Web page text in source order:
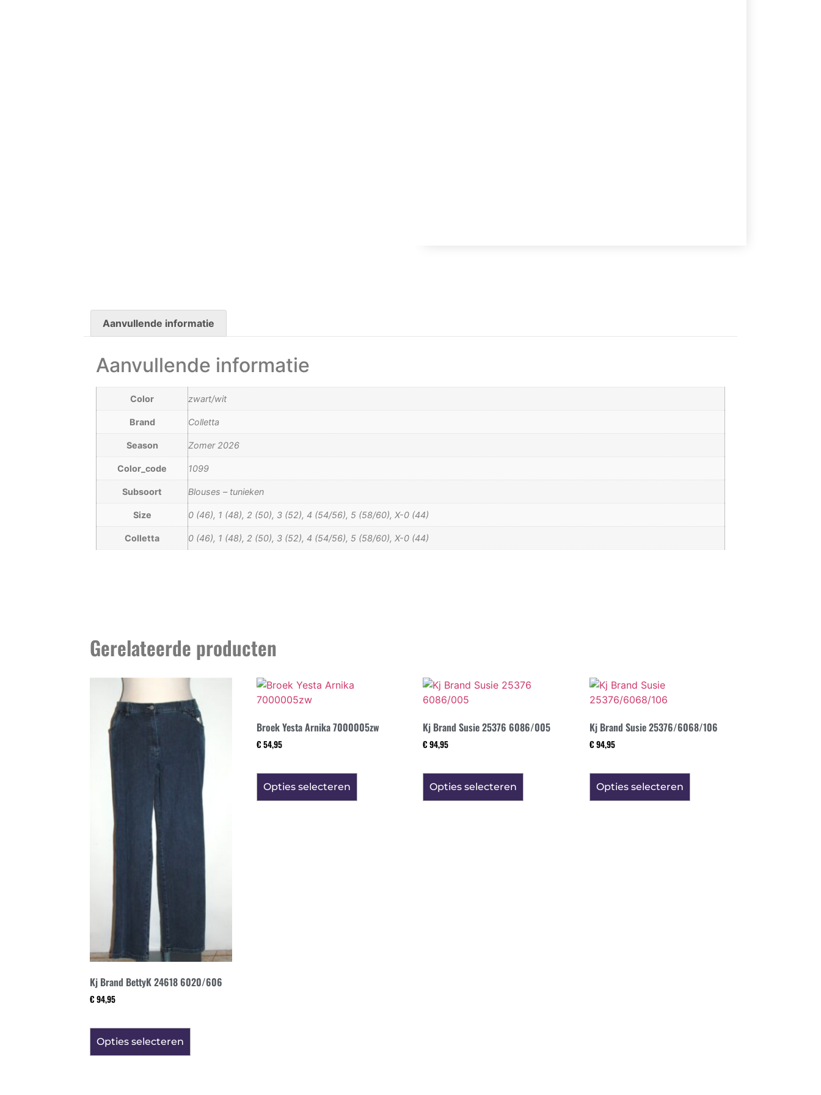
Aanvullende informatie
Aanvullende informatie
Color zwart/wit
Brand Colletta
Season Zomer 2026
Color_code 1099
Subsoort Blouses – tunieken
Size 0 (46), 1 (48), 2 (50), 3 (52), 4 (54/56), 5 (58/60), X-0 (44)
Colletta 0 (46), 1 (48), 2 (50), 3 (52), 4 (54/56), 5 (58/60), X-0 (44)
Gerelateerde producten
Kj Brand BettyK 24618 6020/606
€ 94,95
Opties selecteren
Broek Yesta Arnika 7000005zw
€ 54,95
Opties selecteren
Kj Brand Susie 25376 6086/005
€ 94,95
Opties selecteren
Kj Brand Susie 25376/6068/106
€ 94,95
Opties selecteren